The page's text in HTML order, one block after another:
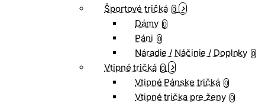
Športové tričká 0
Dámy 0
Páni 0
Náradie / Náčinie / Doplnky 0
Vtipné tričká 0
Vtipné Pánske tričká 0
Vtipné trička pre ženy 0